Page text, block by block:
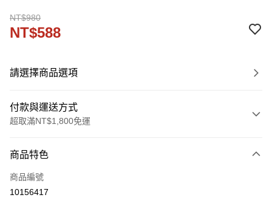
NT$980
NT$588
請選擇商品選項
付款與運送方式
超取滿NT$1,800免運
信用卡一次付款
LINE Pay
商品特色
商品編號
10156417